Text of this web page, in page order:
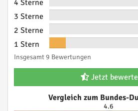
4 Sterne
3 Sterne
2 Sterne
1 Stern
Insgesamt 9 Bewertungen
Jetzt
Vergleich zum Bundes-
4.6